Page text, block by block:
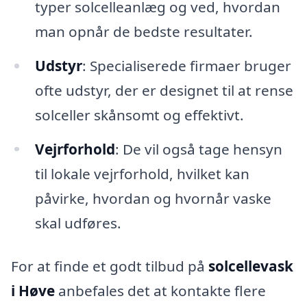
typer solcelleanlæg og ved, hvordan
man opnår de bedste resultater.
Udstyr: Specialiserede firmaer bruger
ofte udstyr, der er designet til at rense
solceller skånsomt og effektivt.
Vejrforhold: De vil også tage hensyn
til lokale vejrforhold, hvilket kan
påvirke, hvordan og hvornår vaske
skal udføres.
For at finde et godt tilbud på solcellevask
i Høve anbefales det at kontakte flere